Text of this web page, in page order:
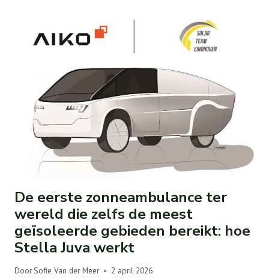
De eerste zonneambulance ter
wereld die zelfs de meest
geïsoleerde gebieden bereikt: hoe
Stella Juva werkt
DoorSofie Van der Meer 2 april 2026